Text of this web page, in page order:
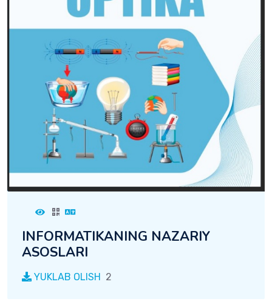
INFORMATIKANING NAZARIY
ASOSLARI
YUKLAB OLISH 2